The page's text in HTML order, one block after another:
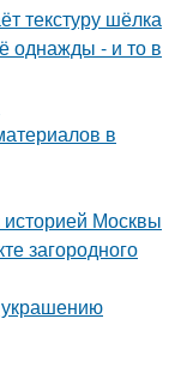
текстуру шёлка
однажды - и то в
в
Москвы
загородного
украшению